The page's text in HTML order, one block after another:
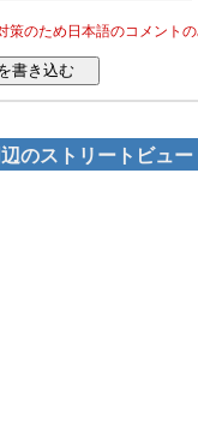
策のため日本語のコメント
のストリートビュー